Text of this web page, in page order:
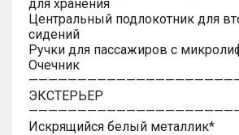
для хранения
Центральный подлокотник для
сидений
Ручки для пассажиров с
Очечник
ЭКСТЕРЬЕР
Искрящийся белый металлик*